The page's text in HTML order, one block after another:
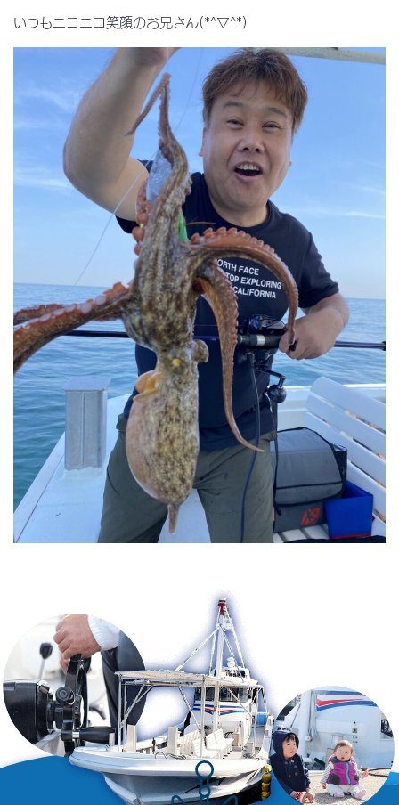
いつもニコニコ笑顔のお兄さん(*^▽^*)